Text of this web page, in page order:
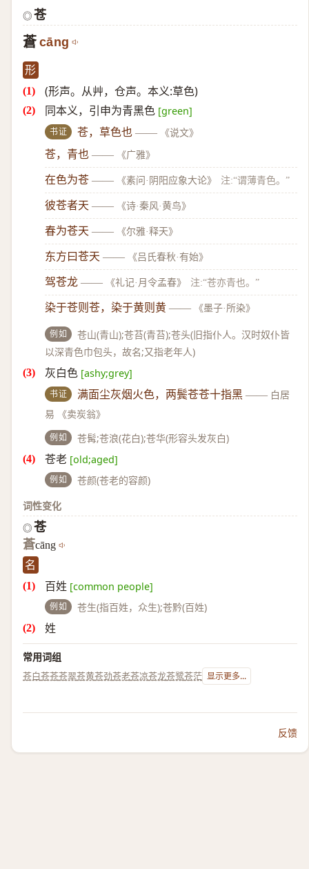
◎ 苍
蒼 cāng
形
(形声。从艸，仓声。本义:草色)
同本义，引申为青黑色 [green]
书证 苍，草色也 —— 《说文》
苍，青也 —— 《广雅》
在色为苍 —— 《素问·阴阳应象大论》 注:“谓薄青色。”
彼苍者天 —— 《诗·秦风·黄鸟》
春为苍天 —— 《尔雅·释天》
东方曰苍天 —— 《吕氏春秋·有始》
驾苍龙 —— 《礼记·月令孟春》 注:“苍亦青也。”
染于苍则苍，染于黄则黄 —— 《墨子·所染》
例如
苍山(青山);苍苔(青苔);苍头(旧指仆人。汉时奴仆皆
以深青色巾包头，故名;又指老年人)
灰白色 [ashy;grey]
书证 满面尘灰烟火色，两鬓苍苍十指黑 —— 白居
易 《卖炭翁》
例如 苍髯;苍浪(花白);苍华(形容头发灰白)
苍老 [old;aged]
例如
苍颜(苍老的容颜)
词性变化
◎ 苍
蒼cāng
名
百姓 [common people]
例如 苍生(指百姓，众生);苍黔(百姓)
姓
常用词组
苍白苍苍苍翠苍黄苍劲苍老苍凉苍龙苍鹭苍茫 显示更多...
反馈